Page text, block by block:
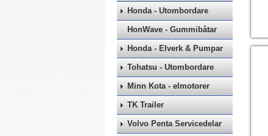
Honda - Utombordare
HonWave - Gummibåtar
Honda - Elverk & Pumpar
Tohatsu - Utombordare
Minn Kota - elmotorer
TK Trailer
Volvo Penta Servicedelar